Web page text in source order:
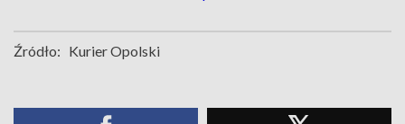
Źródło: Kurier Opolski